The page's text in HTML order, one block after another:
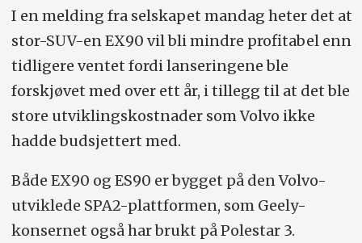
I en melding fra selskapet mandag heter det at
stor-SUV-en EX90 vil bli mindre profitabel enn
tidligere ventet fordi lanseringene ble
forskjøvet med over ett år, i tillegg til at det ble
store utviklingskostnader som Volvo ikke
hadde budsjettert med.
Både EX90 og ES90 er bygget på den Volvo-
utviklede SPA2-plattformen, som Geely-
konsernet også har brukt på Polestar 3.